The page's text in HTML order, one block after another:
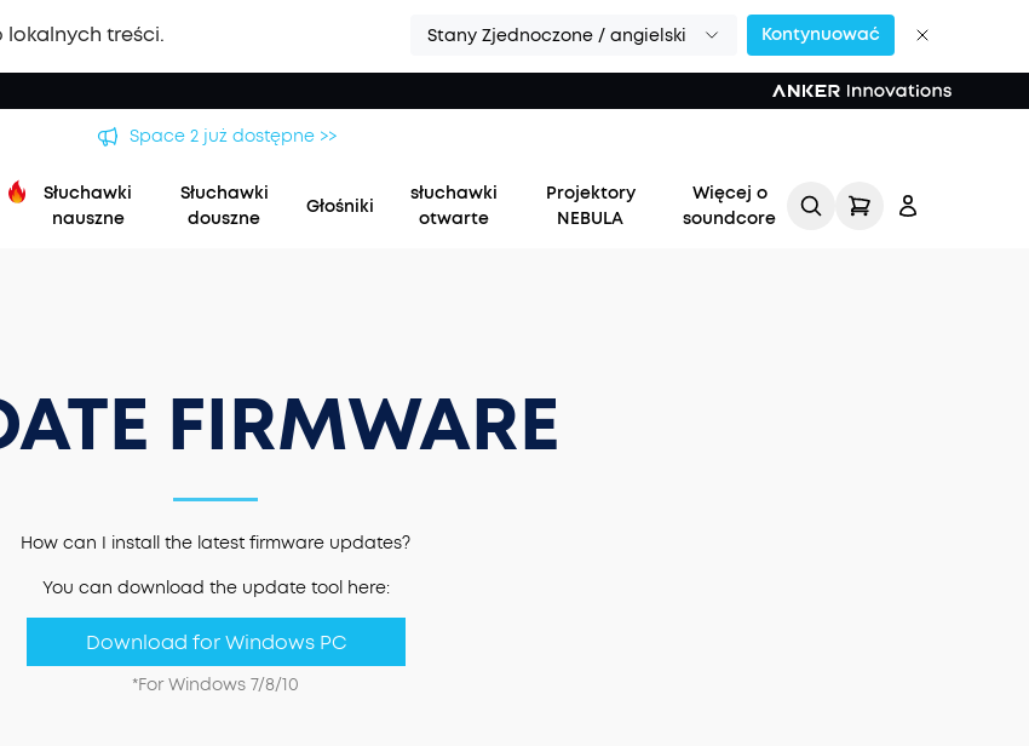
lokalnych treści. Stany Zjednoczone / angielski Kontynuować
Space 2 już dostępne >>
Słuchawki
nauszne
Słuchawki
douszne
Głośniki
słuchawki
otwarte
Projektory
NEBULA
Więcej o
soundcore
FIRMWARE
How can I install the latest firmware updates?
You can download the update tool here:
Download for Windows PC
*For Windows 7/8/10